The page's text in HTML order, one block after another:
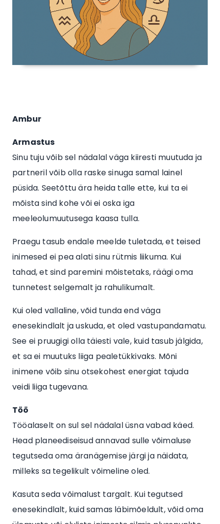
Ambur
Armastus
Sinu tuju võib sel nädalal väga kiiresti muutuda ja
partneril võib olla raske sinuga samal lainel
püsida. Seetõttu ära heida talle ette, kui ta ei
mõista sind kohe või ei oska iga
meeleolumuutusega kaasa tulla.
Praegu tasub endale meelde tuletada, et teised
inimesed ei pea alati sinu rütmis liikuma. Kui
tahad, et sind paremini mõistetaks, räägi oma
tunnetest selgemalt ja rahulikumalt.
Kui oled vallaline, võid tunda end väga
enesekindlalt ja uskuda, et oled vastupandamatu.
See ei pruugigi olla täiesti vale, kuid tasub jälgida,
et sa ei muutuks liiga pealetükkivaks. Mõni
inimene võib sinu otsekohest energiat tajuda
veidi liiga tugevana.
Töö
Tööalaselt on sul sel nädalal üsna vabad käed.
Head planeediseisud annavad sulle võimaluse
tegutseda oma äranägemise järgi ja näidata,
milleks sa tegelikult võimeline oled.
Kasuta seda võimalust targalt. Kui tegutsed
enesekindlalt, kuid samas läbimõeldult, võid oma